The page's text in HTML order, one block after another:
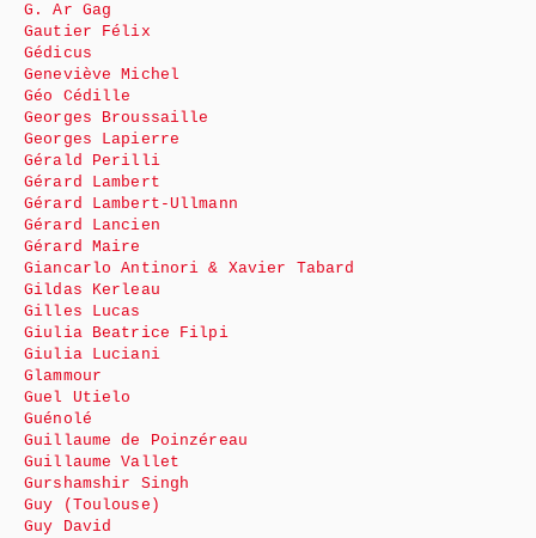
G. Ar Gag
Gautier Félix
Gédicus
Geneviève Michel
Géo Cédille
Georges Broussaille
Georges Lapierre
Gérald Perilli
Gérard Lambert
Gérard Lambert-Ullmann
Gérard Lancien
Gérard Maire
Giancarlo Antinori & Xavier Tabard
Gildas Kerleau
Gilles Lucas
Giulia Beatrice Filpi
Giulia Luciani
Glammour
Guel Utielo
Guénolé
Guillaume de Poinzéreau
Guillaume Vallet
Gurshamshir Singh
Guy (Toulouse)
Guy David